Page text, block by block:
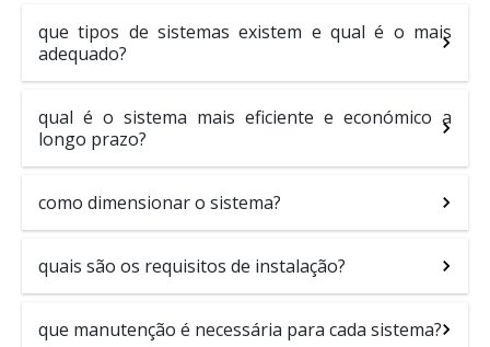
que tipos de sistemas existem e qual é o mais
adequado?
qual é o sistema mais eficiente e económico a
longo prazo?
como dimensionar o sistema?
quais são os requisitos de instalação?
que manutenção é necessária para cada sistema?